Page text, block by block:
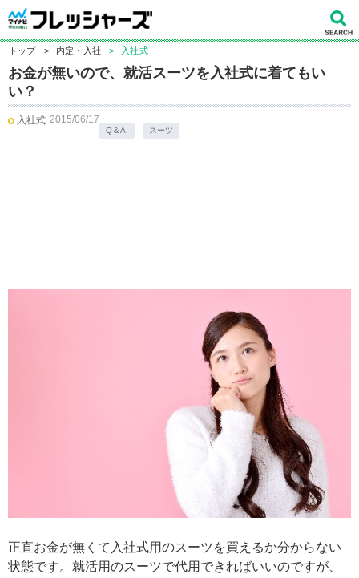
トップ > 内定・入社 > 入社式
お金が無いので、就活スーツを入社式に着てもい
い？
入社式 2015/06/17
Q＆A. スーツ
正直お金が無くて入社式用のスーツを買えるか分からない
状態です。就活用のスーツで代用できればいいのですが、